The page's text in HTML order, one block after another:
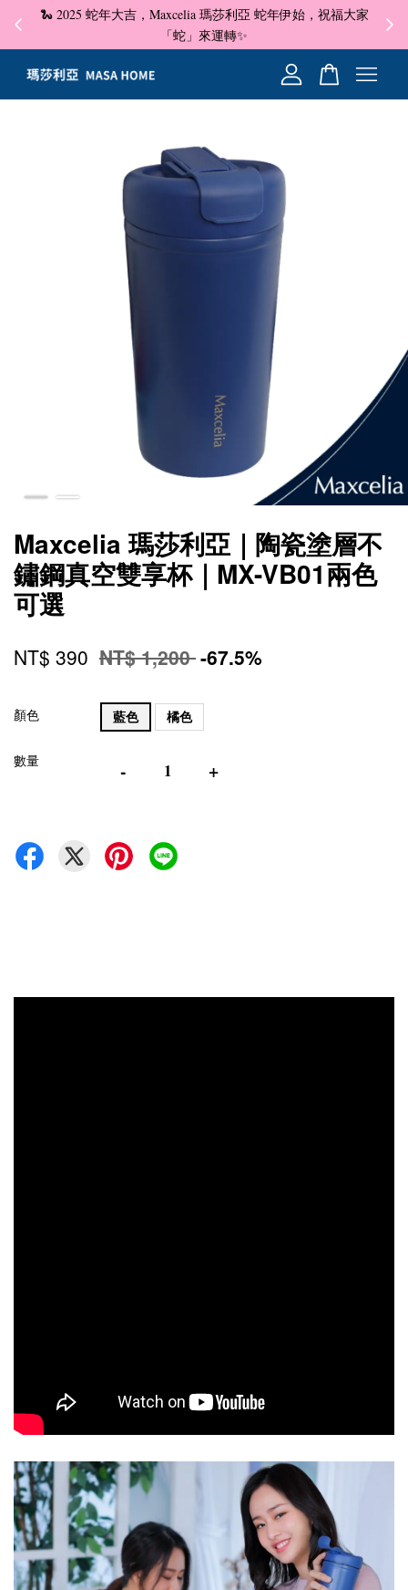
🐍 2025 蛇年大吉，Maxcelia 瑪莎利亞 蛇年伊始，祝福大家
「蛇」來運轉✨
✦
Maxcelia 瑪莎利亞｜陶瓷塗層不
鏽鋼真空雙享杯｜MX-VB01兩色
可選
NT$ 390 NT$ 1,200-67.5%
顏色 藍色 橘色
數量 - +
您的購物車目前還是空的。
繼續購物